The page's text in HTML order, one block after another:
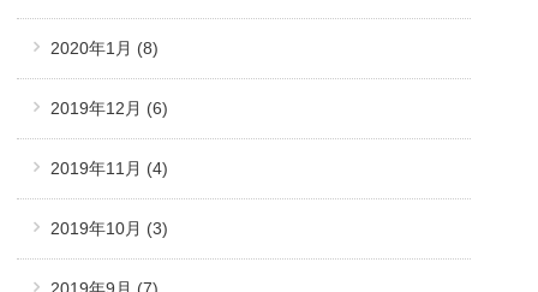
2020年1月 (8)
2019年12月 (6)
2019年11月 (4)
2019年10月 (3)